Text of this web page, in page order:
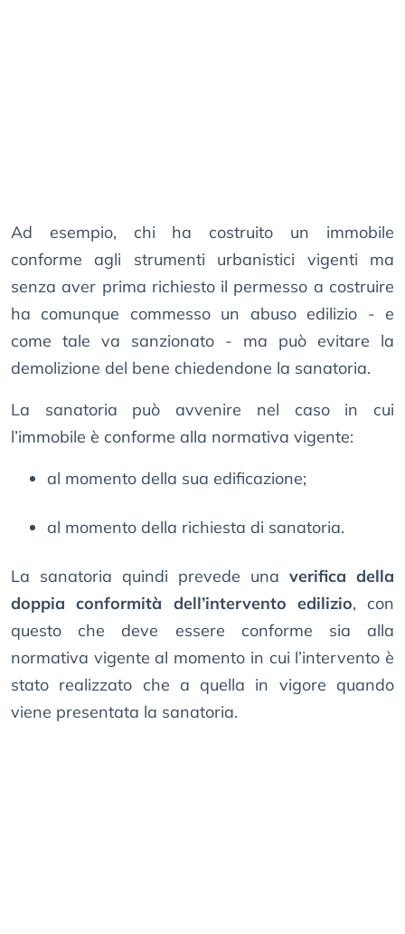
Ad esempio, chi ha costruito un immobile
conforme agli strumenti urbanistici vigenti ma
senza aver prima richiesto il permesso a costruire
ha comunque commesso un abuso edilizio - e
come tale va sanzionato - ma può evitare la
demolizione del bene chiedendone la sanatoria.
La sanatoria può avvenire nel caso in cui
l’immobile è conforme alla normativa vigente:
al momento della sua edificazione;
al momento della richiesta di sanatoria.
La sanatoria quindi prevede una verifica della
doppia conformità dell’intervento edilizio, con
questo che deve essere conforme sia alla
normativa vigente al momento in cui l’intervento è
stato realizzato che a quella in vigore quando
viene presentata la sanatoria.